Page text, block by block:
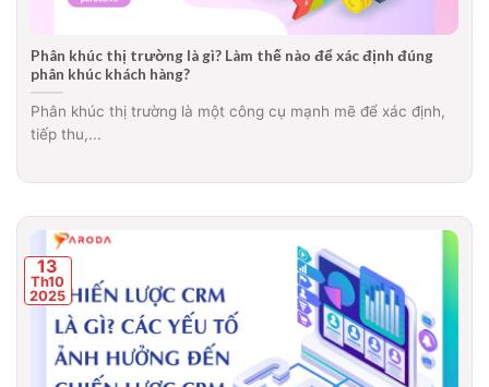
Phân khúc thị trường là gì? Làm thế nào để xác định đúng
phân khúc khách hàng?
Phân khúc thị trường là một công cụ mạnh mẽ để xác định,
tiếp thu,...
13
Th10
2025